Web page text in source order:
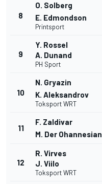
8
O. Solberg
E. Edmondson
Printsport
9
Y. Rossel
A. Dunand
PH Sport
10
N. Gryazin
K. Aleksandrov
Toksport WRT
11
F. Zaldivar
M. Der Ohannesian
12
R. Virves
J. Viilo
Toksport WRT